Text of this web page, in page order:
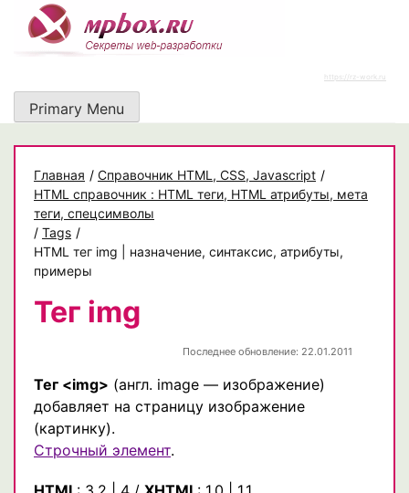
content
https://rz-work.ru
Primary Menu
Главная / Cправочник HTML, CSS, Javascript /
HTML справочник : HTML теги, HTML атрибуты, мета
теги, спецсимволы
/ Tags /
HTML тег img | назначение, синтаксис, атрибуты,
примеры
Тег img
Последнее обновление: 22.01.2011
Тег <img> (англ. image — изображение)
добавляет на страницу изображение
(картинку).
Строчный элемент.